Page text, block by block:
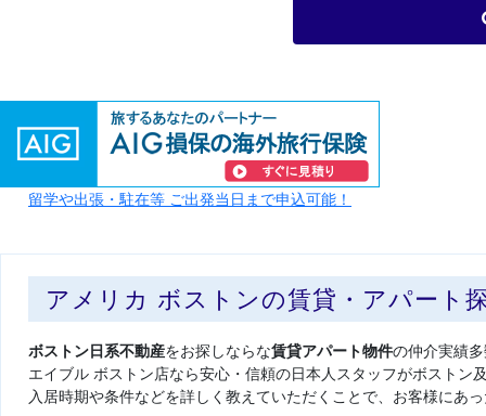
留学や出張・駐在等 ご出発当日まで申込可能！
アメリカ ボストンの賃貸・アパート
ボストン日系不動産をお探しならな賃貸アパート物件の仲介実績
エイブル ボストン店なら安心・信頼の日本人スタッフがボストン
入居時期や条件などを詳しく教えていただくことで、お客様にあ